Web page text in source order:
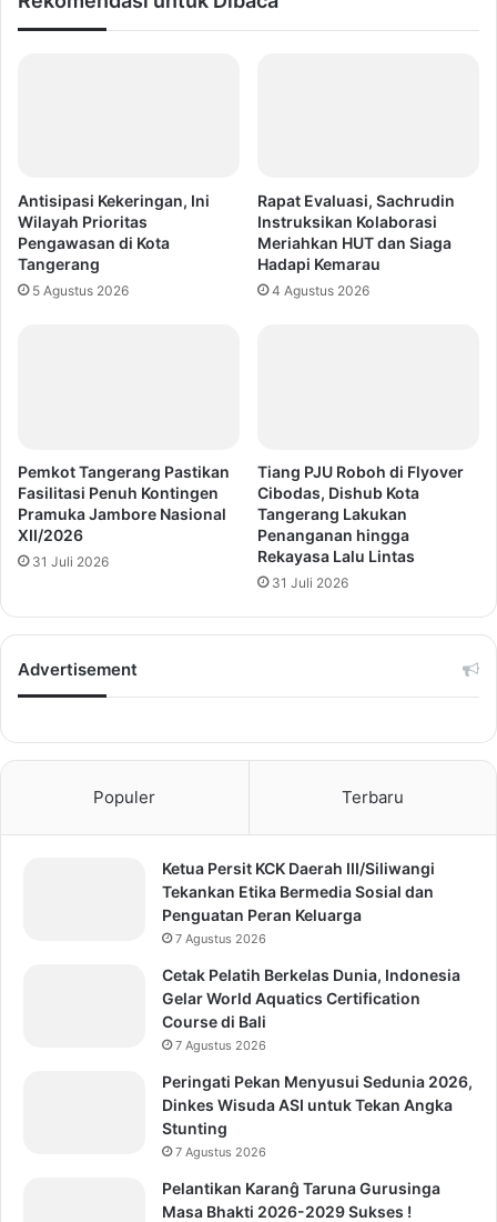
Antisipasi Kekeringan, Ini
Wilayah Prioritas
Pengawasan di Kota
Tangerang
5 Agustus 2026
Rapat Evaluasi, Sachrudin
Instruksikan Kolaborasi
Meriahkan HUT dan Siaga
Hadapi Kemarau
4 Agustus 2026
Pemkot Tangerang Pastikan
Fasilitasi Penuh Kontingen
Pramuka Jambore Nasional
XII/2026
31 Juli 2026
Tiang PJU Roboh di Flyover
Cibodas, Dishub Kota
Tangerang Lakukan
Penanganan hingga
Rekayasa Lalu Lintas
31 Juli 2026
Advertisement
Populer Terbaru
Ketua Persit KCK Daerah III/Siliwangi
Tekankan Etika Bermedia Sosial dan
Penguatan Peran Keluarga
7 Agustus 2026
Cetak Pelatih Berkelas Dunia, Indonesia
Gelar World Aquatics Certification
Course di Bali
7 Agustus 2026
Peringati Pekan Menyusui Sedunia 2026,
Dinkes Wisuda ASI untuk Tekan Angka
Stunting
7 Agustus 2026
Pelantikan Karanĝ Taruna Gurusinga
Masa Bhakti 2026-2029 Sukses !